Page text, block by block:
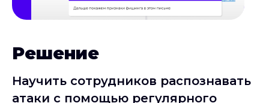
Решение
Научить сотрудников распознавать
атаки с помощью регулярного